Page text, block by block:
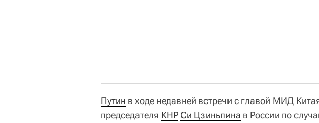
Путин в ходе недавней встречи с главой МИД
председателя КНР Си Цзиньпина в России по